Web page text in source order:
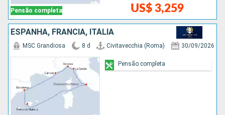
Pensão completa US$ 3,259
ESPANHA, FRANCIA, ITÁLIA
MSC Grandiosa 8 d Civitavecchia (Roma) 30/09/2026
Pensão completa